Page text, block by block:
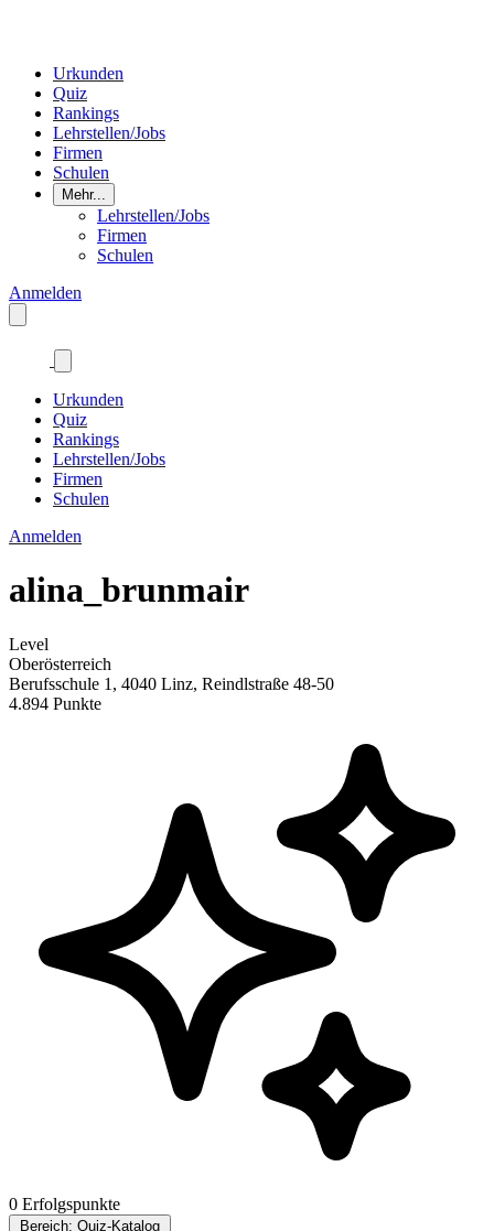
Urkunden
Quiz
Rankings
Lehrstellen/Jobs
Firmen
Schulen
Mehr...
Lehrstellen/Jobs
Firmen
Schulen
Anmelden
Urkunden
Quiz
Rankings
Lehrstellen/Jobs
Firmen
Schulen
Anmelden
alina_brunmair
Level
Oberösterreich
Berufsschule 1, 4040 Linz, Reindlstraße 48-50
4.894 Punkte
0 Erfolgspunkte
Bereich: Quiz-Katalog